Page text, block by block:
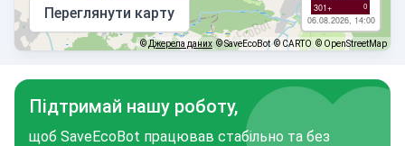
301+ 0
06.08.2026, 14:00
Переглянути карту
© Джерела даних © SaveEcoBot © CARTO © OpenStreetMap
Підтримай нашу роботу,
щоб SaveEcoBot працював стабільно та без